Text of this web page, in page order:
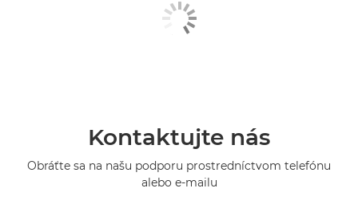
Kontaktujte nás
Obráťte sa na našu podporu prostredníctvom telefónu
alebo e-mailu